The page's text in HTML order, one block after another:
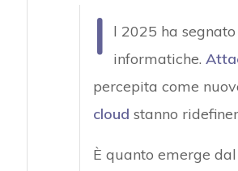
I
l 2025 ha
informatiche.
percepita come
cloud stanno
È quanto emerge